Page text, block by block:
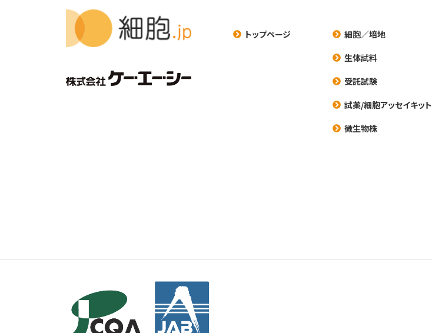
トップページ
細胞／培地
生体試料
受託試験
試薬/細胞アッセイキット
微生物株